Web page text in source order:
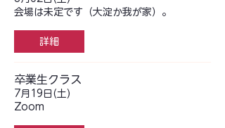
会場は未定です（大淀か我が家）。
詳細
卒業生クラス
7月19日(土)
Zoom